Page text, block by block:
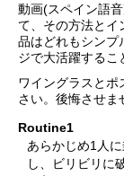
動画(スペイン語
て、その方法とイ
品はどれもシンプ
ジで大活躍するこ
ワイングラスとポ
さい。後悔させま
Routine1
あらかじめ1人
し、ビリビリに